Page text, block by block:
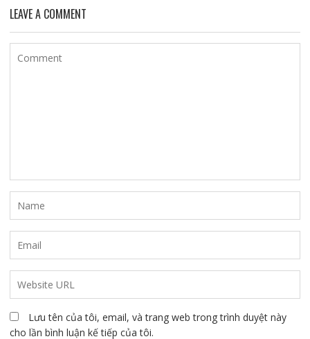
LEAVE A COMMENT
Lưu tên của tôi, email, và trang web trong trình duyệt này
cho lần bình luận kế tiếp của tôi.